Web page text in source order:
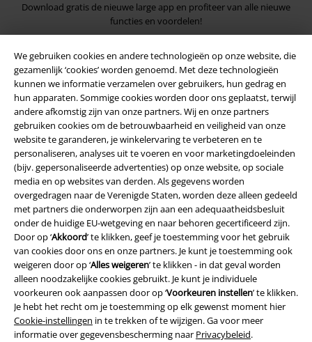
We gebruiken cookies en andere technologieën op onze website, die
gezamenlijk ‘cookies’ worden genoemd. Met deze technologieën
kunnen we informatie verzamelen over gebruikers, hun gedrag en
hun apparaten. Sommige cookies worden door ons geplaatst, terwijl
andere afkomstig zijn van onze partners. Wij en onze partners
gebruiken cookies om de betrouwbaarheid en veiligheid van onze
website te garanderen, je winkelervaring te verbeteren en te
personaliseren, analyses uit te voeren en voor marketingdoeleinden
(bijv. gepersonaliseerde advertenties) op onze website, op sociale
media en op websites van derden. Als gegevens worden
overgedragen naar de Verenigde Staten, worden deze alleen gedeeld
met partners die onderworpen zijn aan een adequaatheidsbesluit
onder de huidige EU-wetgeving en naar behoren gecertificeerd zijn.
Door op ‘Akkoord’ te klikken, geef je toestemming voor het gebruik
van cookies door ons en onze partners. Je kunt je toestemming ook
weigeren door op ‘Alles weigeren’ te klikken - in dat geval worden
alleen noodzakelijke cookies gebruikt. Je kunt je individuele
voorkeuren ook aanpassen door op ‘Voorkeuren instellen’ te klikken.
Je hebt het recht om je toestemming op elk gewenst moment hier
Cookie-instellingen in te trekken of te wijzigen. Ga voor meer
informatie over gegevensbescherming naar Privacybeleid.
Download gratis de nieuwe large app en profiteer van alle nieuwe
functies en voordelen!
A Warner Music Group Company
Beveiliging